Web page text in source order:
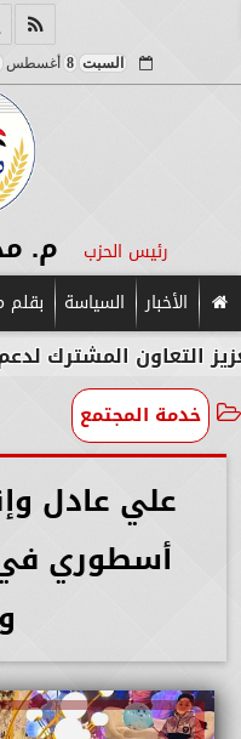
السبت 8 أغسطس
رئيس الحزب م.
الأخبار السياسة
المشترك لدعم جهود
خدمة المجتمع
علي عادل
أسطوري